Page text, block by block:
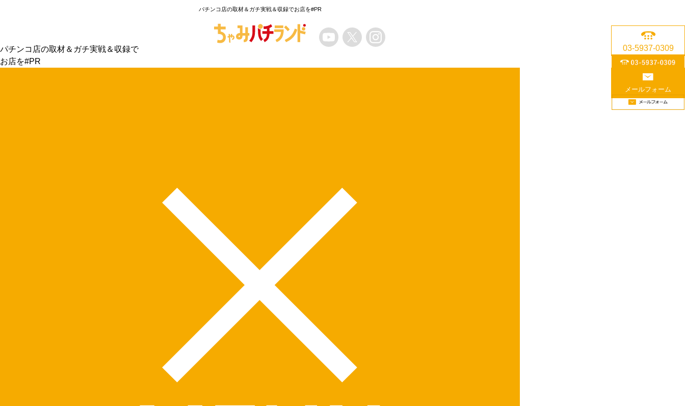
パチンコ店の取材＆ガチ実戦＆収録でお店を#PR
パチンコ店の取材＆ガチ実戦＆収録で
お店を#PR
03-5937-0309
メールフォーム